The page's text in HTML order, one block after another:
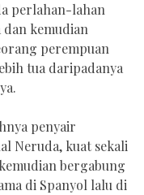
perlahan-lahan
kemudian
perempuan
tua daripadanya
penyair
Neruda, kuat sekali
bergabung
di Spanyol lalu di